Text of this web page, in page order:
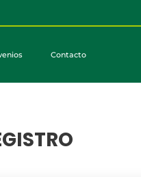
Contacto